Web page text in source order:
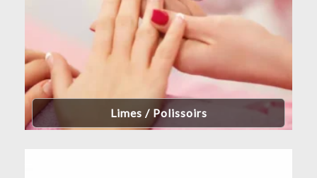
Limes / Polissoirs